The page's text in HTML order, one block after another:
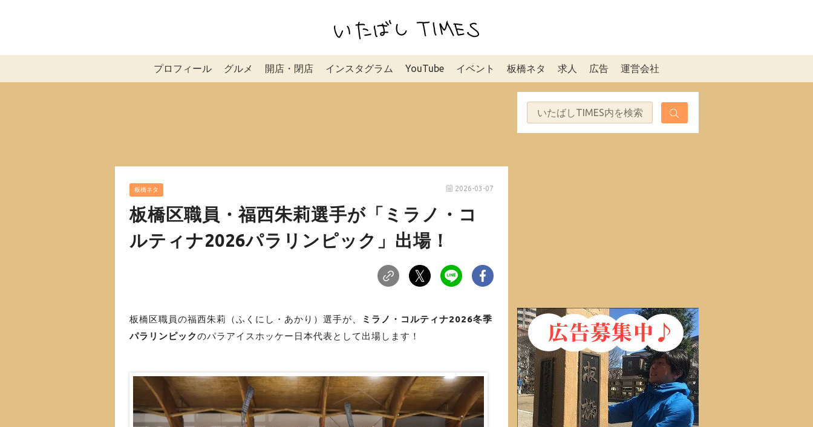
プロフィール グルメ 開店・閉店 インスタグラム YouTube イベント 板橋ネタ 求人 広告 運営会社
板橋ネタ 2026-03-07
板橋区職員・福西朱莉選手が「ミラノ・コ
ルティナ2026パラリンピック」出場！
板橋区職員の福西朱莉（ふくにし・あかり）選手が、
ミラノ・コルティナ2026冬季
パラリンピックのパラアイスホッケー日本代表として出場します！